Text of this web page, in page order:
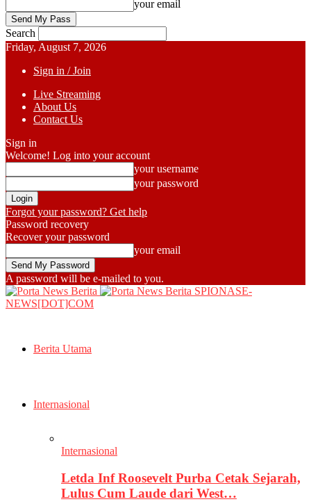
your email
Search
Friday, August 7, 2026
Sign in / Join
Live Streaming
About Us
Contact Us
Sign in
Welcome! Log into your account
your username
your password
Forgot your password? Get help
Password recovery
Recover your password
your email
A password will be e-mailed to you.
SPIONASE-
NEWS[DOT]COM
Berita Utama
Internasional
Internasional
Letda Inf Roosevelt Purba Cetak Sejarah,
Lulus Cum Laude dari West…